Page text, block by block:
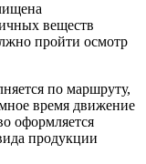
веществ
пройти осмотр
по маршруту,
время движение
оформляется
продукции